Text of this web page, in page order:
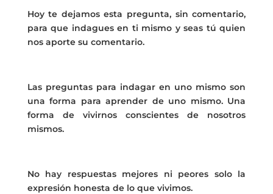
Hoy te dejamos esta pregunta, sin comentario,
para que indagues en ti mismo y seas tú quien
nos aporte su comentario.
Las preguntas para indagar en uno mismo son
una forma para aprender de uno mismo. Una
forma de vivirnos conscientes de nosotros
mismos.
No hay respuestas mejores ni peores solo la
expresión honesta de lo que vivimos.